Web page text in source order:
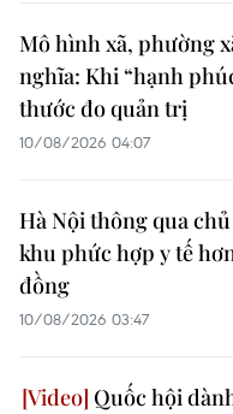
Mô hình xã, phường
nghĩa: Khi “hạnh
thước đo quản trị
10/08/2026 04:07
Hà Nội thông qua
khu phức hợp y tế
đồng
10/08/2026 03:47
Quốc hội